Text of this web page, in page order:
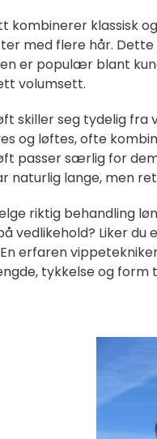
kombinerer klassisk
med flere hår.
er populær blant
volumsett.
skiller seg tydelig fra
og løftes, ofte
passer særlig for
naturlig lange, men
riktig behandling
vedlikehold? Liker
erfaren
tykkelse og form